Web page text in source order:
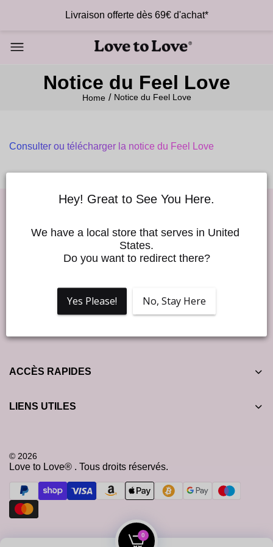
Livraison offerte dès 69€ d'achat*
Notice du Feel Love
Home Notice du Feel Love
Consulter ou télécharger la notice du Feel Love
Good Vibes !
Rejoins notre Love to Love newsletter et profite de 10% de
réduction sur ta première commande ! ❤️
ACCÈS RAPIDES
LIENS UTILES
© 2026
Love to Love® . Tous droits réservés.
0
Hey! Great to See You Here.
We have a local store that serves in United
States.
Do you want to redirect there?
Yes Please! No, Stay Here